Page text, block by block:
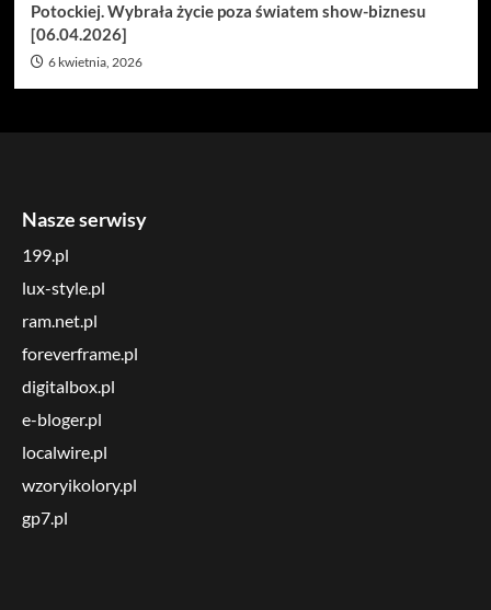
Potockiej. Wybrała życie poza światem show-biznesu
[06.04.2026]
6 kwietnia, 2026
Nasze serwisy
199.pl
lux-style.pl
ram.net.pl
foreverframe.pl
digitalbox.pl
e-bloger.pl
localwire.pl
wzoryikolory.pl
gp7.pl